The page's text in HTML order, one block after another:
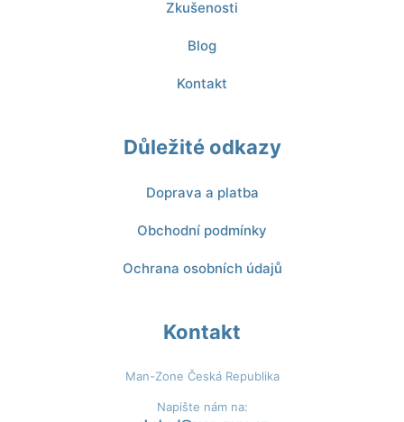
Zkušenosti
Blog
Kontakt
Důležité odkazy
Doprava a platba
Obchodní podmínky
Ochrana osobních údajů
Kontakt
Man-Zone Česká Republika
Napište nám na: